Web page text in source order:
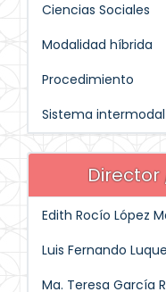
Ciencias Sociales
Modalidad híbrida
Procedimiento
Sistema intermodal
Edith Rocío López
Luis Fernando
Ma. Teresa García